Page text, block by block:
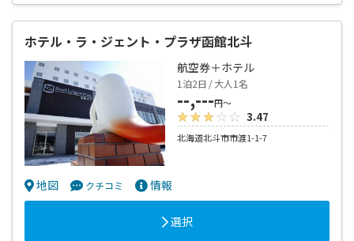
ホテル・ラ・ジェント・プラザ函館北斗
航空券＋ホテル
1泊2日 / 大人1名
--,---円～
3.47
北海道北斗市市渡1-1-7
地図 クチコミ 情報
選択